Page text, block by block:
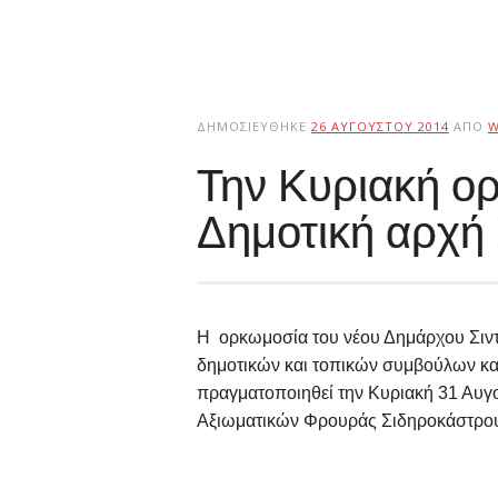
ΔΗΜΟΣΙΕΎΘΗΚΕ 26 ΑΥΓΟΎΣΤΟΥ 2014 ΑΠΌ
Την Κυριακή
Δημοτική αρχή
Η ορκωμοσία του νέου Δημάρχου
δημοτικών και τοπικών συμβούλων
πραγματοποιηθεί την Κυριακή 31
Αξιωματικών Φρουράς